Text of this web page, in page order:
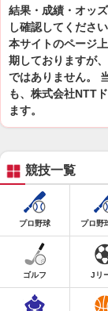
結果・成績・オッ
し確認してください
本サイトのページ
期しておりますが
ではありません。
も、株式会社NTT
ます。
競技一覧
プロ野球 プロ野
ゴルフ Jリ